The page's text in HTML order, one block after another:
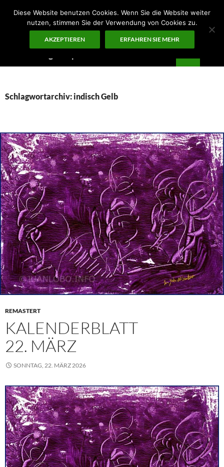
Inhalt
Schlagwortarchiv: indisch Gelb
REMASTERT
KALENDERBLATT
22. MÄRZ
SONNTAG, 22. MÄRZ 2026
Diese Website benutzen Cookies. Wenn Sie die Website weiter
nutzen, stimmen Sie der Verwendung von Cookies zu.
AKZEPTIEREN ERFAHREN SIE MEHR